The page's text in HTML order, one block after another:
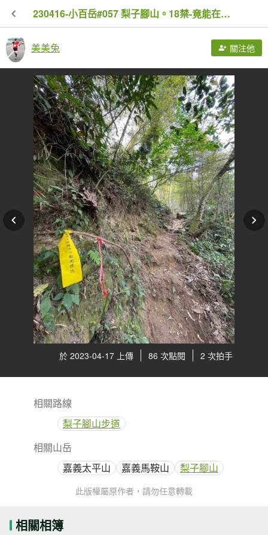
230416-小百岳#057 梨子腳山。18禁-竟能在茶樹上偶遇黑線黃尺蛾。美美兔O繞走成8字。
美美兔 關注他
於 2023-04-17 上傳 86 次點閱 2 次拍手
相關路線
梨子腳山步道
相關山岳
嘉義太平山
嘉義馬鞍山 梨子腳山
此版權屬原作者，請勿任意轉載
相關相簿